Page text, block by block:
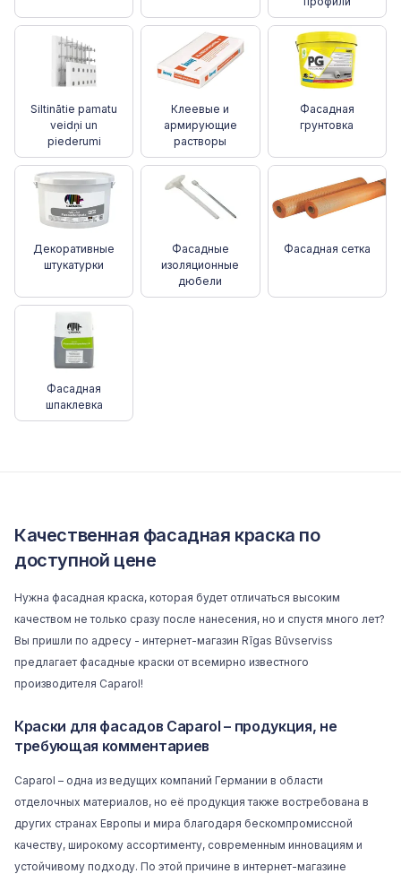
Siltinātie pamatu
veidņi un
piederumi
Клеевые и
армирующие
растворы
Фасадная
грунтовка
Декоративные
штукатурки
Фасадные
изоляционные
дюбели
Фасадная сетка
Фасадная
шпаклевка
Качественная фасадная краска по
доступной цене
Нужна фасадная краска, которая будет отличаться высоким
качеством не только сразу после нанесения, но и спустя много лет?
Вы пришли по адресу - интернет-магазин Rīgas Būvserviss
предлагает фасадные краски от всемирно известного
производителя Caparol!
Краски для фасадов Caparol – продукция, не
требующая комментариев
Caparol – одна из ведущих компаний Германии в области
отделочных материалов, но её продукция также востребована в
других странах Европы и мира благодаря бескомпромиссной
качеству, широкому ассортименту, современным инновациям и
устойчивому подходу. По этой причине в интернет-магазине